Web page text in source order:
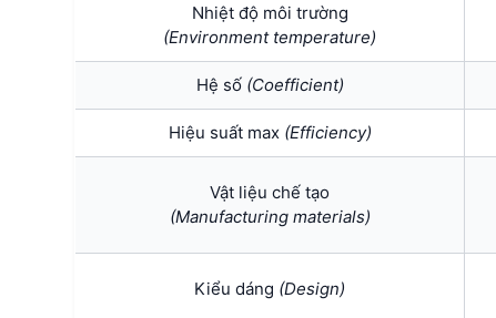
Nhiệt độ môi trường
(Environment temperature)
Hệ số (Coefficient)
Hiệu suất max (Efficiency)
Vật liệu chế tạo
(Manufacturing materials)
Kiểu dáng (Design)